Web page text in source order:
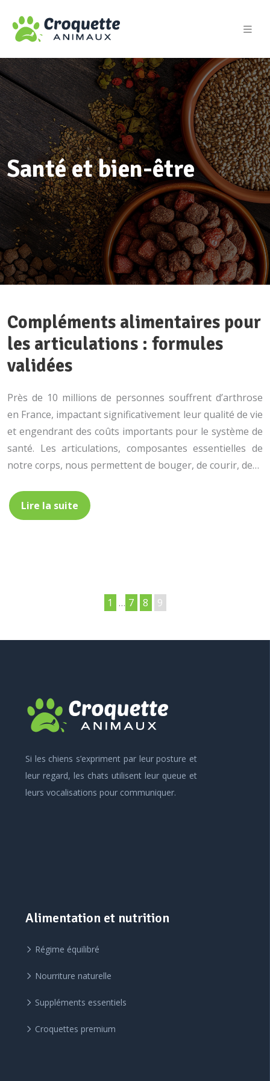
Santé et bien-être
Compléments alimentaires pour
les articulations : formules
validées
Près de 10 millions de personnes souffrent d’arthrose
en France, impactant significativement leur qualité de vie
et engendrant des coûts importants pour le système de
santé. Les articulations, composantes essentielles de
notre corps, nous permettent de bouger, de courir, de…
Lire la suite
1 … 7 8 9
Si les chiens s’expriment par leur posture et
leur regard, les chats utilisent leur queue et
leurs vocalisations pour communiquer.
Alimentation et nutrition
Régime équilibré
Nourriture naturelle
Suppléments essentiels
Croquettes premium